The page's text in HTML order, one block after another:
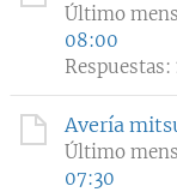
Último
08:00
Respuestas:
Avería
Último
07:30